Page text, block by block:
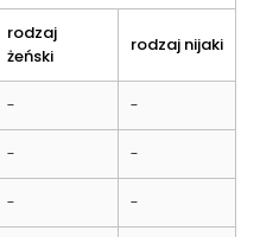
rodzaj
żeński
rodzaj nijaki
- -
- -
- -